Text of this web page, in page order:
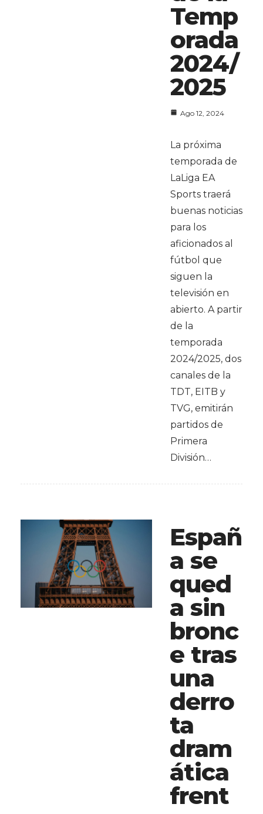
Temp
orada
2024/
2025
Ago 12, 2024
La próxima
temporada de
LaLiga EA
Sports traerá
buenas noticias
para los
aficionados al
fútbol que
siguen la
televisión en
abierto. A partir
de la
temporada
2024/2025, dos
canales de la
TDT, EITB y
TVG, emitirán
partidos de
Primera
División…
Españ
a se
qued
a sin
bronc
e tras
una
derro
ta
dram
ática
frent